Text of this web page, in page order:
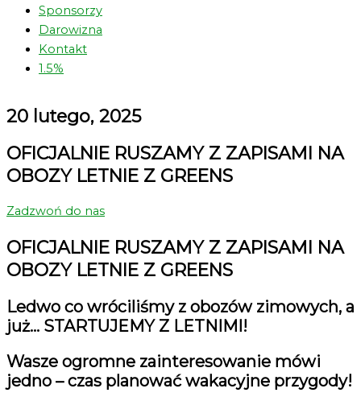
Sponsorzy
Darowizna
Kontakt
1.5%
20 lutego, 2025
OFICJALNIE RUSZAMY Z ZAPISAMI NA
OBOZY LETNIE Z GREENS
Zadzwoń do nas
OFICJALNIE RUSZAMY Z ZAPISAMI NA
OBOZY LETNIE Z GREENS
Ledwo co wróciliśmy z obozów zimowych, a
już… STARTUJEMY Z LETNIMI!
Wasze ogromne zainteresowanie mówi
jedno – czas planować wakacyjne przygody!